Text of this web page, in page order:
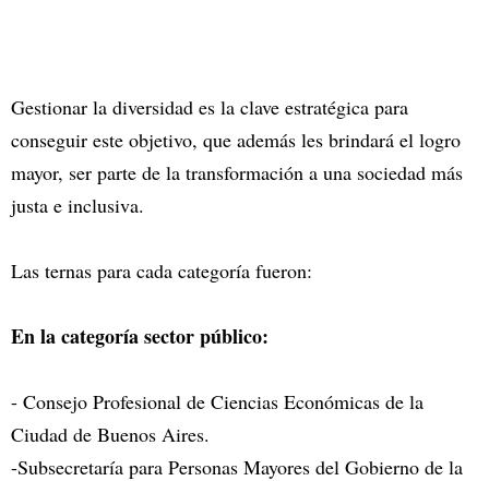
Gestionar la diversidad es la clave estratégica para
conseguir este objetivo, que además les brindará el logro
mayor, ser parte de la transformación a una sociedad más
justa e inclusiva.
Las ternas para cada categoría fueron:
En la categoría sector público:
- Consejo Profesional de Ciencias Económicas de la
Ciudad de Buenos Aires.
-Subsecretaría para Personas Mayores del Gobierno de la